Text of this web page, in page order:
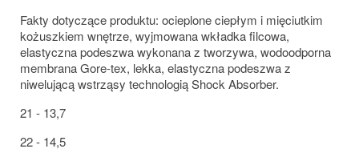
Fakty dotyczące produktu: ocieplone ciepłym i mięciutkim
kożuszkiem wnętrze, wyjmowana wkładka filcowa,
elastyczna podeszwa wykonana z tworzywa, wodoodporna
membrana Gore-tex, lekka, elastyczna podeszwa z
niwelującą wstrząsy technologią Shock Absorber.
21 - 13,7
22 - 14,5